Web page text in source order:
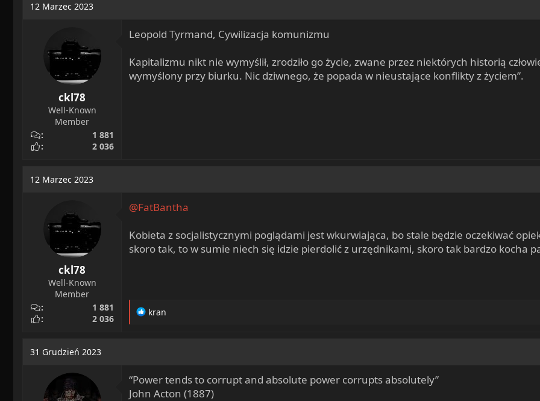
12 Marzec 2023
ckl78
Well-Known
Member
1 881
2 036
Leopold Tyrmand, Cywilizacja komunizmu
Kapitalizmu nikt nie wymyślił, zrodziło go życie, zwane przez niektórych historią
wymyślony przy biurku. Nic dziwnego, że popada w nieustające konflikty z życiem”.
12 Marzec 2023
ckl78
Well-Known
Member
1 881
2 036
@FatBantha
Kobieta z socjalistycznymi poglądami jest wkurwiająca, bo stale będzie oczekiwać
skoro tak, to w sumie niech się idzie pierdolić z urzędnikami, skoro tak bardzo kocha
R
o
n
kran
31 Grudzień 2023
“Power tends to corrupt and absolute power corrupts absolutely”
John Acton (1887)